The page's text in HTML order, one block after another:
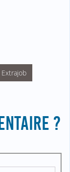
Extrajob
?